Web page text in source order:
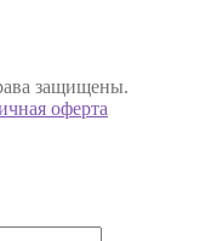
защищены.
оферта